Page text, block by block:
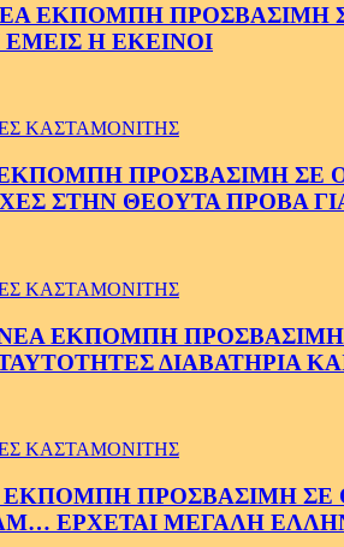
ΕΚΠΟΜΠΗ ΠΡΟΣΒΑΣΙΜΗ
Η ΕΚΕΙΝΟΙ
ΚΑΣΤΑΜΟΝΙΤΗΣ
ΠΡΟΣΒΑΣΙΜΗ ΣΕ
ΣΤΗΝ ΘΕΟΥΤΑ ΠΡΟΒΑ
ΚΑΣΤΑΜΟΝΙΤΗΣ
ΕΚΠΟΜΠΗ ΠΡΟΣΒΑΣΙΜΗ
ΔΙΑΒΑΤΗΡΙΑ
ΚΑΣΤΑΜΟΝΙΤΗΣ
ΠΡΟΣΒΑΣΙΜΗ ΣΕ
ΕΡΧΕΤΑΙ ΜΕΓΑΛΗ